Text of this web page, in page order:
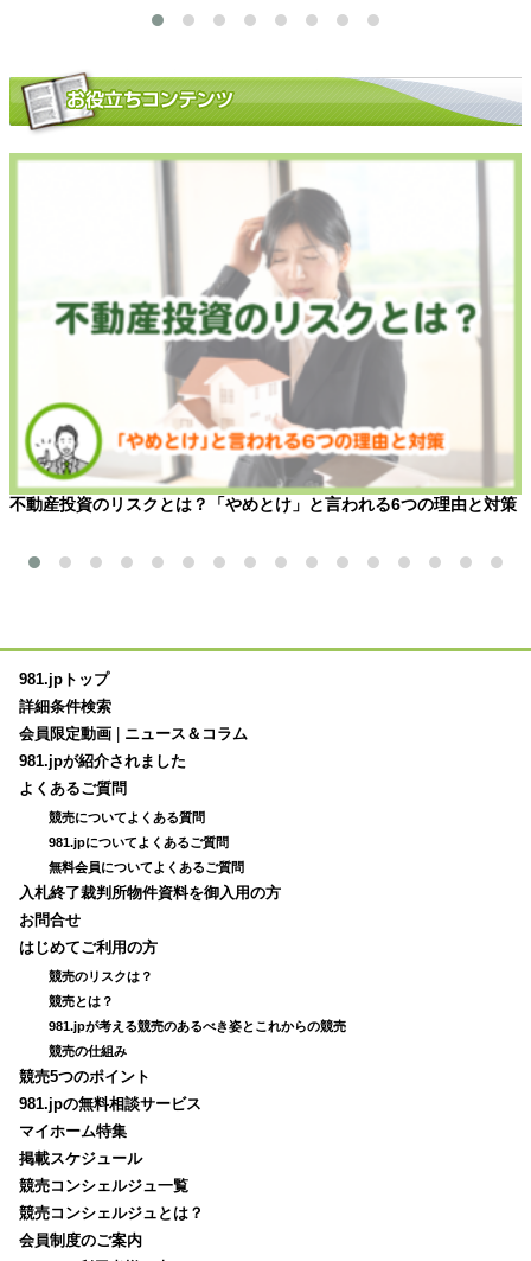
不動産投資のリスクとは？「やめとけ」と言われる6つの理由と対策
981.jpトップ
詳細条件検索
会員限定動画
ニュース＆コラム
981.jpが紹介されました
よくあるご質問
競売についてよくある質問
981.jpについてよくあるご質問
無料会員についてよくあるご質問
入札終了裁判所物件資料を御入用の方
お問合せ
はじめてご利用の方
競売のリスクは？
競売とは？
981.jpが考える競売のあるべき姿とこれからの競売
競売の仕組み
競売5つのポイント
981.jpの無料相談サービス
マイホーム特集
掲載スケジュール
競売コンシェルジュ一覧
競売コンシェルジュとは？
会員制度のご案内